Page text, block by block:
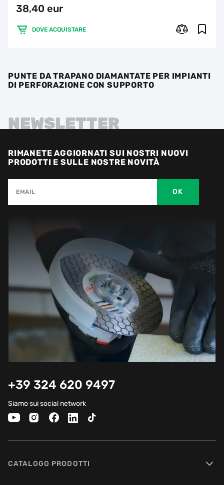
38,40 eur
DOVE ACQUISTARE
PUNTE DA TRAPANO DIAMANTATE PER IMPIANTI
DI PERFORAZIONE CON SUPPORTO
NEWSLETTER
RIMANETE AGGIORNATI SUI NOSTRI NUOVI
PRODOTTI E SULLE NOSTRE NOVITÀ
EMAIL OK
+39 324 620 9497
Siamo sui social network
CATALOGO PRODOTTI